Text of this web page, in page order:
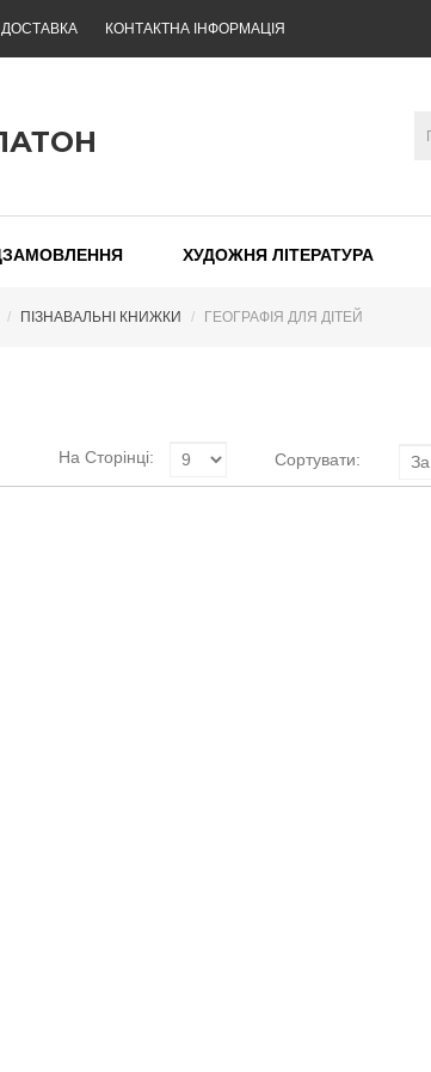
ДОСТАВКА КОНТАКТНА ІНФОРМАЦІЯ
ХУДОЖНЯ ЛІТЕРАТУРА
ПІЗНАВАЛЬНІ КНИЖКИ ГЕОГРАФІЯ ДЛЯ ДІТЕЙ
Сортувати:
На Сторінці: